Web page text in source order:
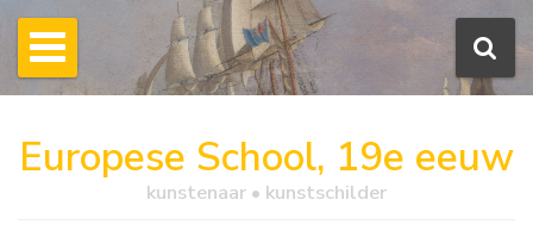
Europese School, 19e eeuw
kunstenaar • kunstschilder